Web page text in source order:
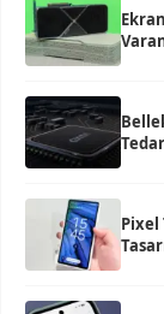
Pixel